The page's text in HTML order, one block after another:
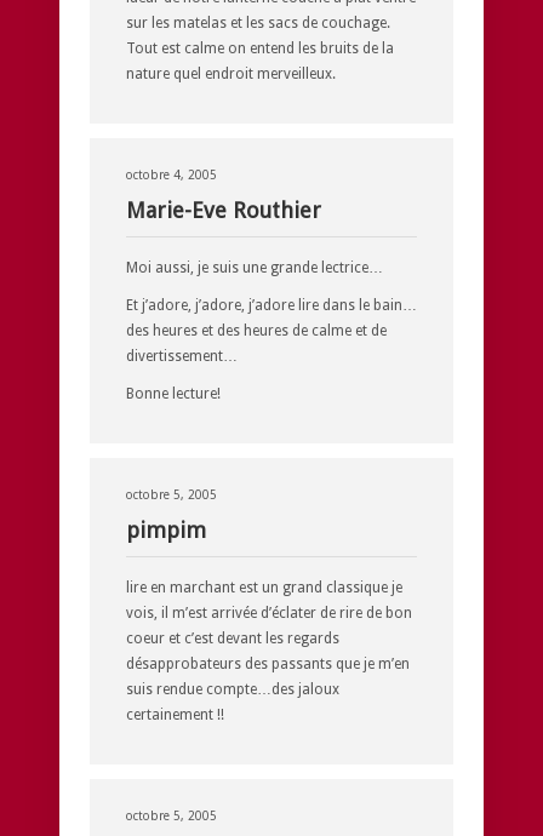
sur les matelas et les sacs de couchage.
Tout est calme on entend les bruits de la
nature quel endroit merveilleux.
octobre 4, 2005
Marie-Eve Routhier
Moi aussi, je suis une grande lectrice…
Et j’adore, j’adore, j’adore lire dans le bain…
des heures et des heures de calme et de
divertissement…
Bonne lecture!
octobre 5, 2005
pimpim
lire en marchant est un grand classique je
vois, il m’est arrivée d’éclater de rire de bon
coeur et c’est devant les regards
désapprobateurs des passants que je m’en
suis rendue compte…des jaloux
certainement !!
octobre 5, 2005